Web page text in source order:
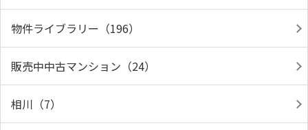
物件ライブラリー（196）
販売中中古マンション（24）
相川（7）